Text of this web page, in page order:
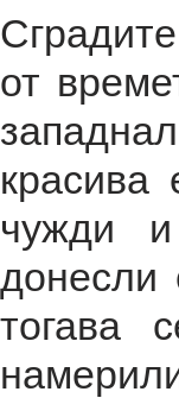
от
красива
чужди
донесли
тогава